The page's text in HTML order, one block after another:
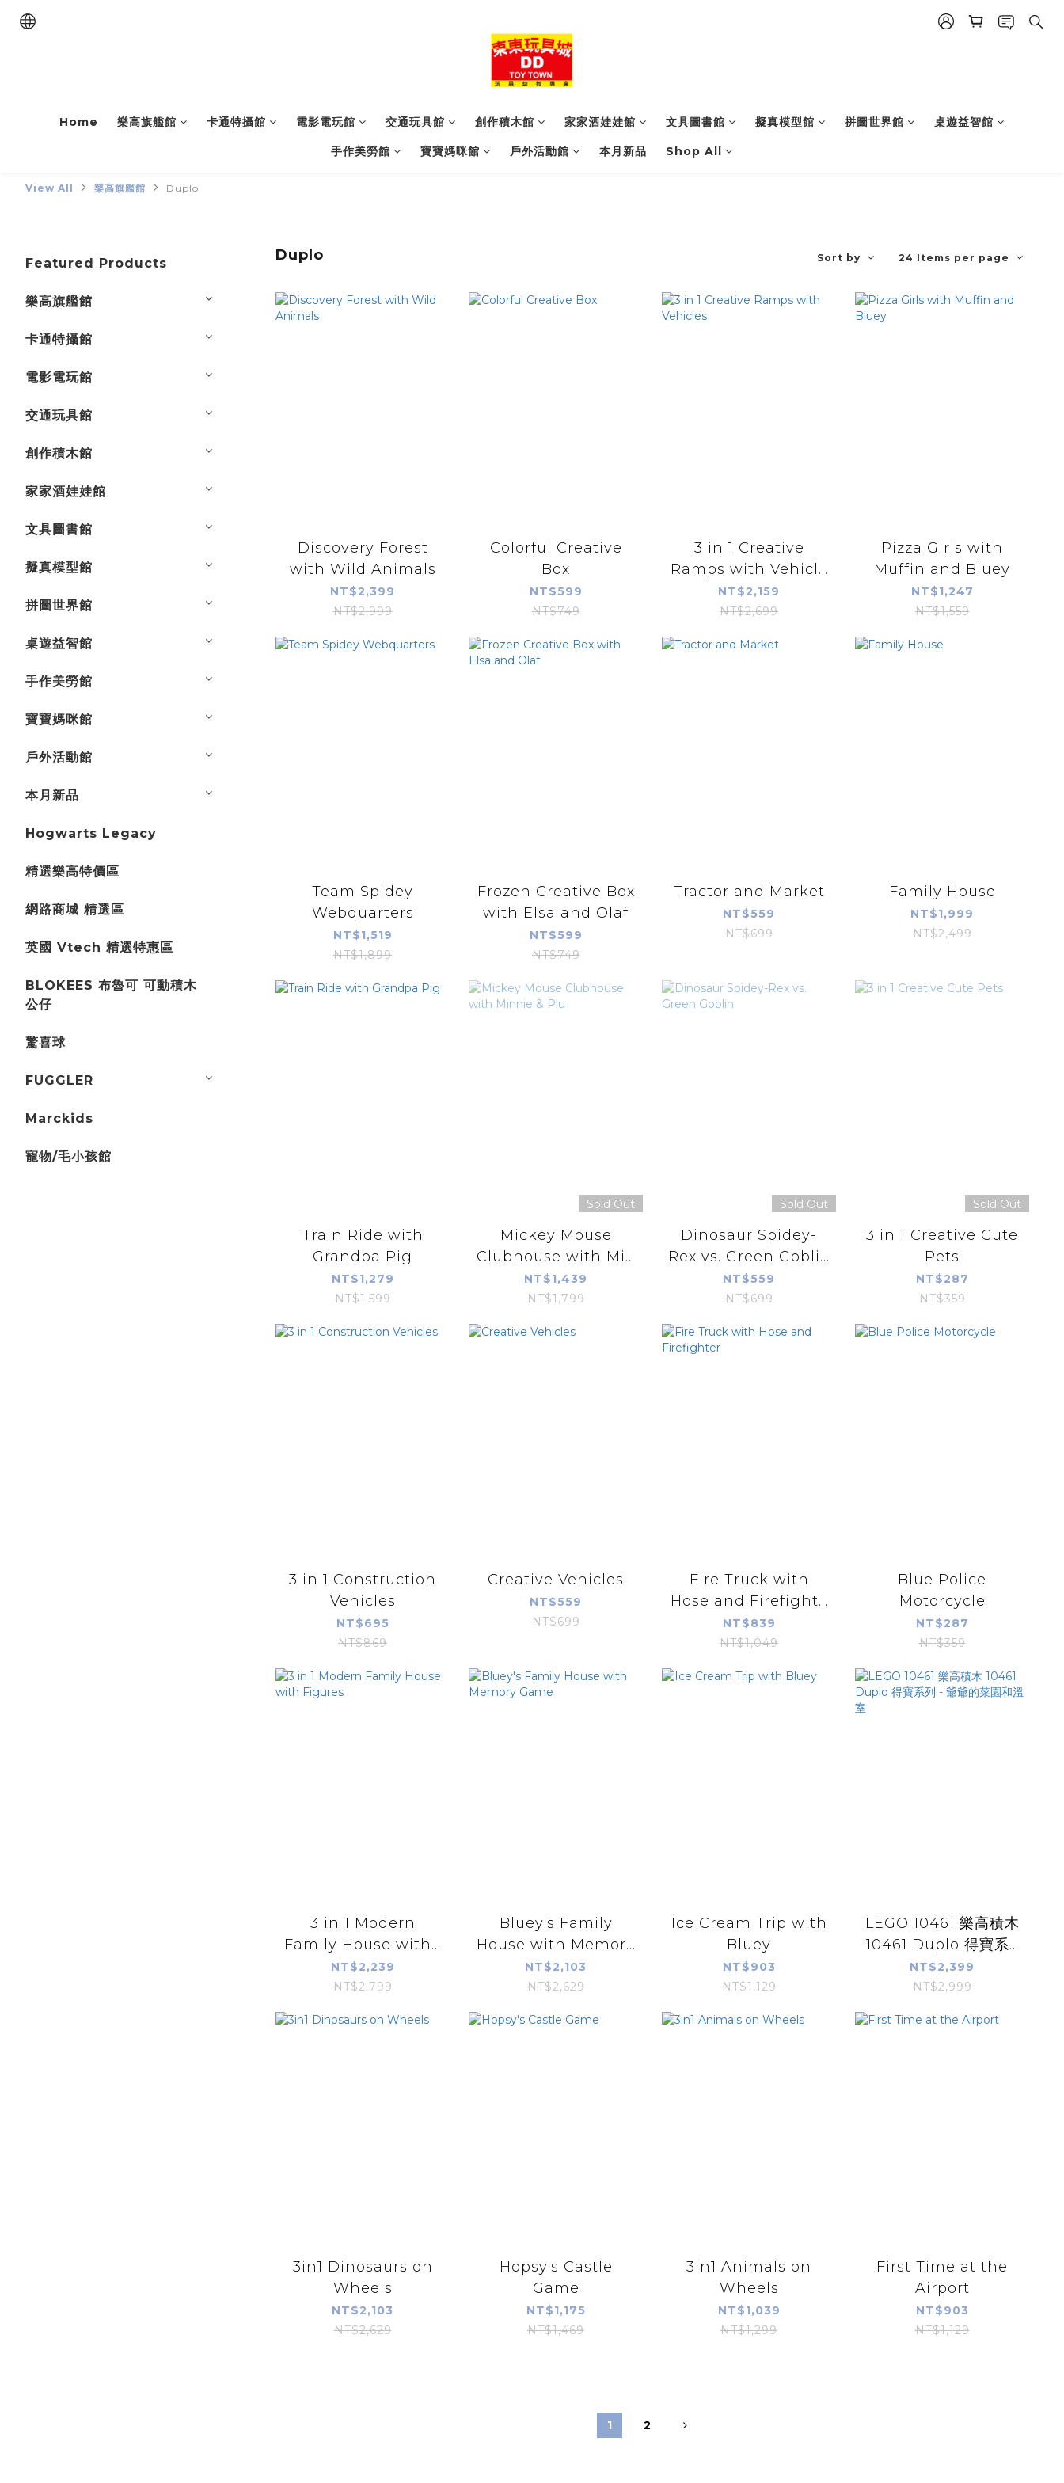
Home 樂高旗艦館 卡通特攝館 電影電玩館 交通玩具館 創作積木館 家家酒娃娃館 文具圖書館 擬真模型館 拼圖世界館 桌遊益智館
手作美勞館 寶寶媽咪館 戶外活動館 本月新品 Shop All
View All 樂高旗艦館 Duplo
Featured Products
樂高旗艦館
卡通特攝館
電影電玩館
交通玩具館
創作積木館
家家酒娃娃館
文具圖書館
擬真模型館
拼圖世界館
桌遊益智館
手作美勞館
寶寶媽咪館
戶外活動館
本月新品
Hogwarts Legacy
精選樂高特價區
網路商城 精選區
英國 Vtech 精選特惠區
BLOKEES 布魯可 可動積木
公仔
驚喜球
FUGGLER
Marckids
寵物/毛小孩館
Duplo Sort by 24 Items per page
Discovery Forest
with Wild Animals
NT$2,399
NT$2,999
Colorful Creative
Box
NT$599
NT$749
3 in 1 Creative
Ramps with Vehicl...
NT$2,159
NT$2,699
Pizza Girls with
Muffin and Bluey
NT$1,247
NT$1,559
Team Spidey
Webquarters
NT$1,519
NT$1,899
Frozen Creative Box
with Elsa and Olaf
NT$599
NT$749
Tractor and Market
NT$559
NT$699
Family House
NT$1,999
NT$2,499
Train Ride with
Grandpa Pig
NT$1,279
NT$1,599
Sold Out
Mickey Mouse
Clubhouse with Mi...
NT$1,439
NT$1,799
Sold Out
Dinosaur Spidey-
Rex vs. Green Gobli...
NT$559
NT$699
Sold Out
3 in 1 Creative Cute
Pets
NT$287
NT$359
3 in 1 Construction
Vehicles
NT$695
NT$869
Creative Vehicles
NT$559
NT$699
Fire Truck with
Hose and Firefight...
NT$839
NT$1,049
Blue Police
Motorcycle
NT$287
NT$359
3 in 1 Modern
Family House with...
NT$2,239
NT$2,799
Bluey's Family
House with Memor...
NT$2,103
NT$2,629
Ice Cream Trip with
Bluey
NT$903
NT$1,129
LEGO 10461 樂高積木
10461 Duplo 得寶系...
NT$2,399
NT$2,999
3in1 Dinosaurs on
Wheels
NT$2,103
NT$2,629
Hopsy's Castle
Game
NT$1,175
NT$1,469
3in1 Animals on
Wheels
NT$1,039
NT$1,299
First Time at the
Airport
NT$903
NT$1,129
1 2